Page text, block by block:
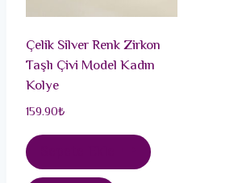
Çelik Silver Renk Zirkon
Taşlı Çivi Model Kadın
Kolye
159.90₺